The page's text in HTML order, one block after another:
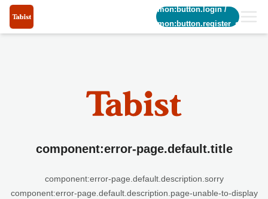
common:button.login/
common:button.register_short
component:error-page.default.title
component:error-page.default.description.sorry
component:error-page.default.description.page-unable-to-display